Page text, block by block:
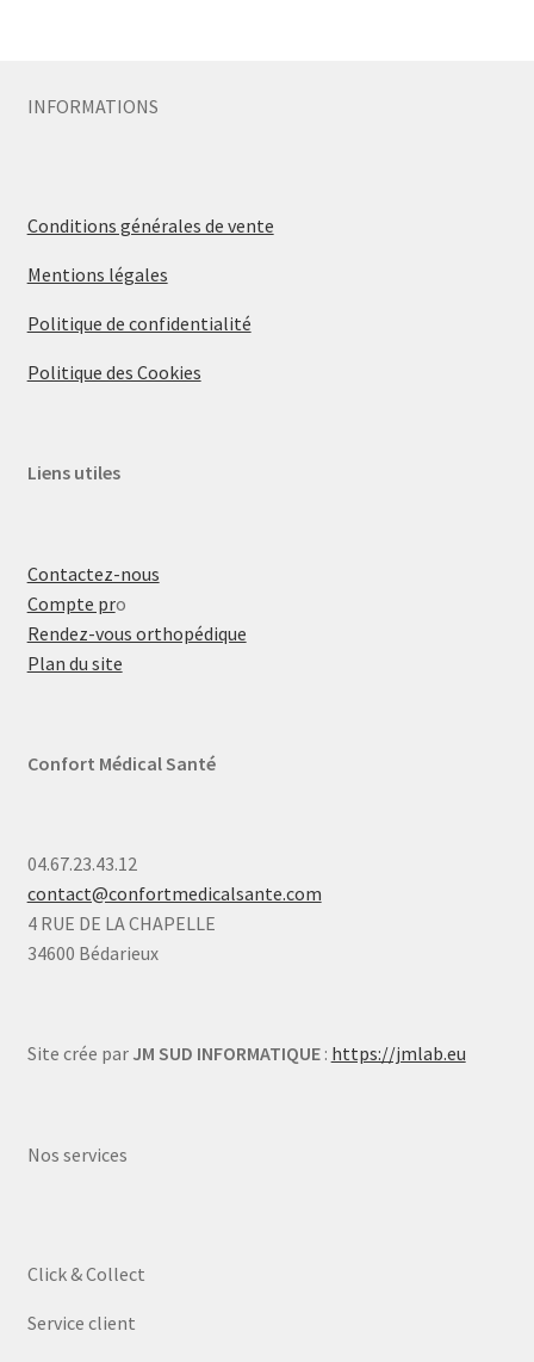
INFORMATIONS
Conditions générales de vente
Mentions légales
Politique de confidentialité
Politique des Cookies
Liens utiles
Contactez-nous
Compte pro
Rendez-vous orthopédique
Plan du site
Confort Médical Santé
04.67.23.43.12
contact@confortmedicalsante.com
4 RUE DE LA CHAPELLE
34600 Bédarieux
Site crée par JM SUD INFORMATIQUE: https://jmlab.eu
Nos services
Click & Collect
Service client